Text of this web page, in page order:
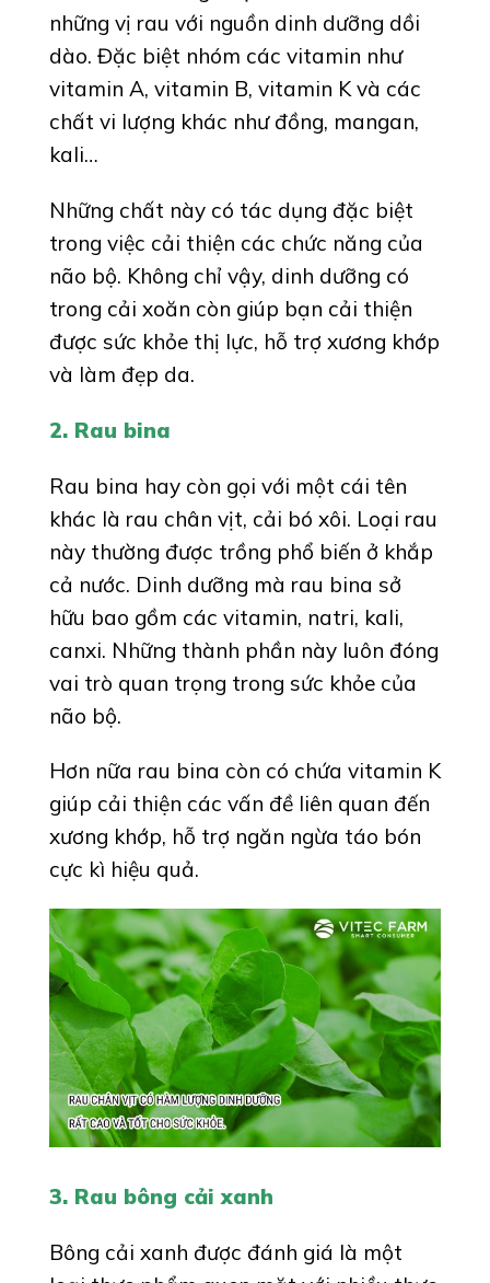
những vị rau với nguồn dinh dưỡng dồi
dào. Đặc biệt nhóm các vitamin như
vitamin A, vitamin B, vitamin K và các
chất vi lượng khác như đồng, mangan,
kali…
Những chất này có tác dụng đặc biệt
trong việc cải thiện các chức năng của
não bộ. Không chỉ vậy, dinh dưỡng có
trong cải xoăn còn giúp bạn cải thiện
được sức khỏe thị lực, hỗ trợ xương khớp
và làm đẹp da.
2. Rau bina
Rau bina hay còn gọi với một cái tên
khác là rau chân vịt, cải bó xôi. Loại rau
này thường được trồng phổ biến ở khắp
cả nước. Dinh dưỡng mà rau bina sở
hữu bao gồm các vitamin, natri, kali,
canxi. Những thành phần này luôn đóng
vai trò quan trọng trong sức khỏe của
não bộ.
Hơn nữa rau bina còn có chứa vitamin K
giúp cải thiện các vấn đề liên quan đến
xương khớp, hỗ trợ ngăn ngừa táo bón
cực kì hiệu quả.
3. Rau bông cải xanh
Bông cải xanh được đánh giá là một